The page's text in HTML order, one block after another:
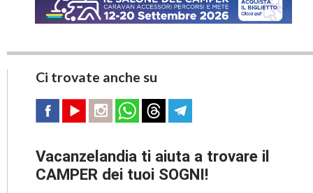
Ci trovate anche su
Vacanzelandia ti aiuta a trovare il
CAMPER dei tuoi SOGNI!